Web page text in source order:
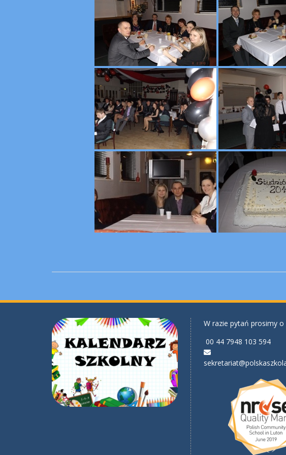
W razie pytań prosimy o
00 44 7948 103 594